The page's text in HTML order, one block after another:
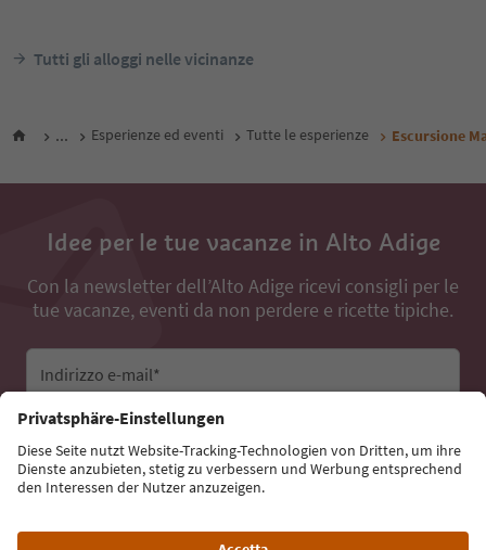
Tutti gli alloggi nelle vicinanze
... Esperienze ed eventi Tutte le esperienze Escursione
Idee per le tue vacanze in Alto Adige
Con la newsletter dell’Alto Adige ricevi consigli per le
tue vacanze, eventi da non perdere e ricette tipiche.
Indirizzo e-mail*
Iscriviti alla newsletter